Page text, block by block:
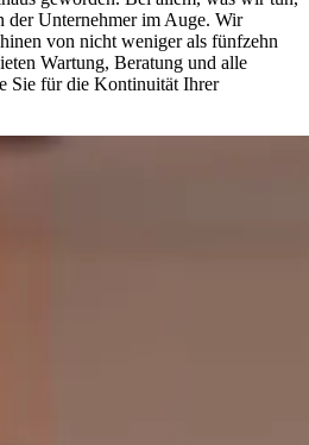
der Unternehmer im Auge. Wir
von nicht weniger als fünfzehn
Wartung, Beratung und alle
Sie für die Kontinuität Ihrer